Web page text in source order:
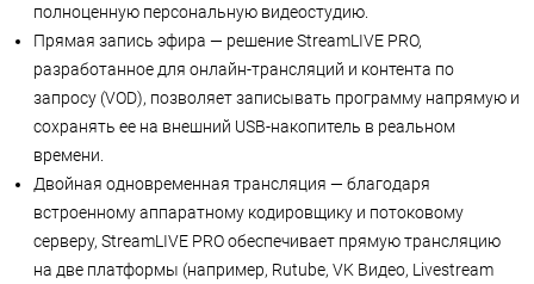
полноценную персональную видеостудию.
Прямая запись эфира — решение StreamLIVE PRO,
разработанное для онлайн-трансляций и контента по
запросу (VOD), позволяет записывать программу напрямую и
сохранять ее на внешний USB-накопитель в реальном
времени.
Двойная одновременная трансляция — благодаря
встроенному аппаратному кодировщику и потоковому
серверу, StreamLIVE PRO обеспечивает прямую трансляцию
на две платформы (например, Rutube, VK Видео, Livestream